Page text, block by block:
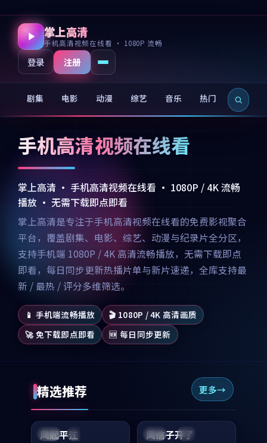
掌上高清
手机高清视频在线看 · 1080P 流畅
登录 注册
剧集 电影 动漫 综艺 音乐 热门 新片
手机高清视频在线看
掌上高清 · 手机高清视频在线看 · 1080P / 4K 流畅
播放 · 无需下载即点即看
掌上高清是专注于手机高清视频在线看的免费影视聚合
平台，覆盖剧集、电影、综艺、动漫与纪录片全分区，
支持手机端 1080P / 4K 高清流畅播放，无需下载即点
即看，每日同步更新热播片单与新片速递，全库支持最
新 / 最热 / 评分多维筛选。
📱 手机端流畅播放
🎬 1080P / 4K 高清画质
🚀 免下载即点即看
🆕 每日同步更新
精选推荐 更多
美国 完结
99:07
风起平江 法国 4K
99:21
风信子开了